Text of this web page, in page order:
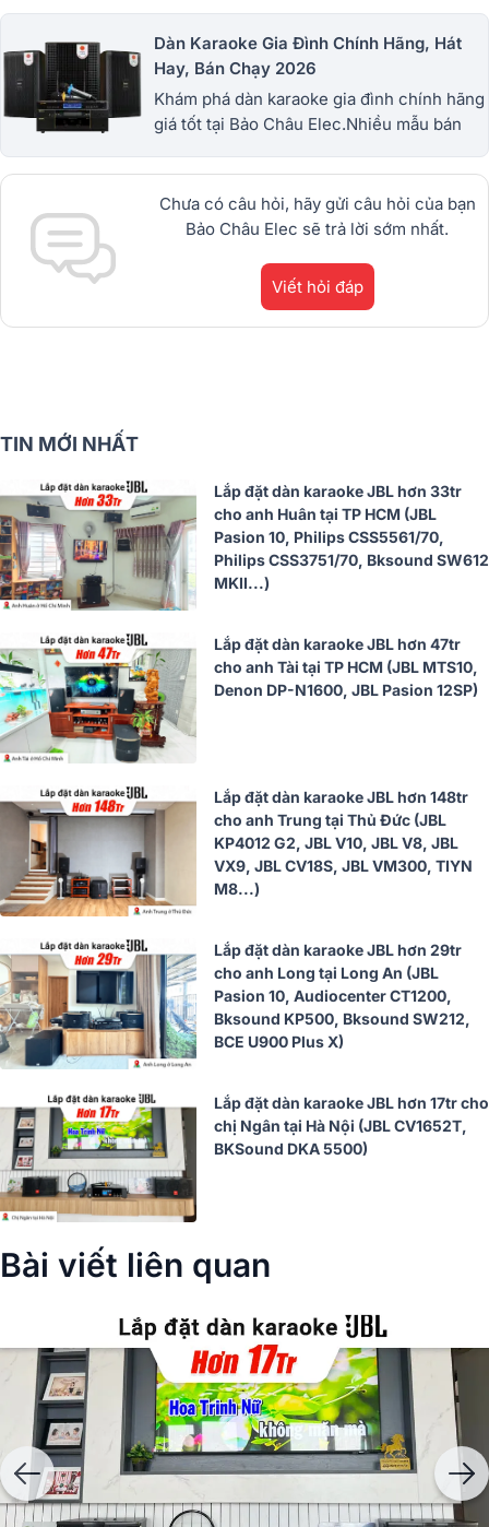
Dàn Karaoke Gia Đình Chính Hãng, Hát
Hay, Bán Chạy 2026
Khám phá dàn karaoke gia đình chính hãng
giá tốt tại Bảo Châu Elec.Nhiều mẫu bán
dBTechnologies, Philips Cao
Cấp.1900.0255
Chưa có câu hỏi, hãy gửi câu hỏi của bạn
Bảo Châu Elec sẽ trả lời sớm nhất.
Viết hỏi đáp
TIN MỚI NHẤT
Lắp đặt dàn karaoke JBL hơn 33tr
cho anh Huân tại TP HCM (JBL
Pasion 10, Philips CSS5561/70,
Philips CSS3751/70, Bksound SW612
MKII...)
Lắp đặt dàn karaoke JBL hơn 47tr
cho anh Tài tại TP HCM (JBL MTS10,
Denon DP-N1600, JBL Pasion 12SP)
Lắp đặt dàn karaoke JBL hơn 148tr
cho anh Trung tại Thủ Đức (JBL
KP4012 G2, JBL V10, JBL V8, JBL
VX9, JBL CV18S, JBL VM300, TIYN
M8...)
Lắp đặt dàn karaoke JBL hơn 29tr
cho anh Long tại Long An (JBL
Pasion 10, Audiocenter CT1200,
Bksound KP500, Bksound SW212,
BCE U900 Plus X)
Lắp đặt dàn karaoke JBL hơn 17tr cho
chị Ngân tại Hà Nội (JBL CV1652T,
BKSound DKA 5500)
Bài viết liên quan